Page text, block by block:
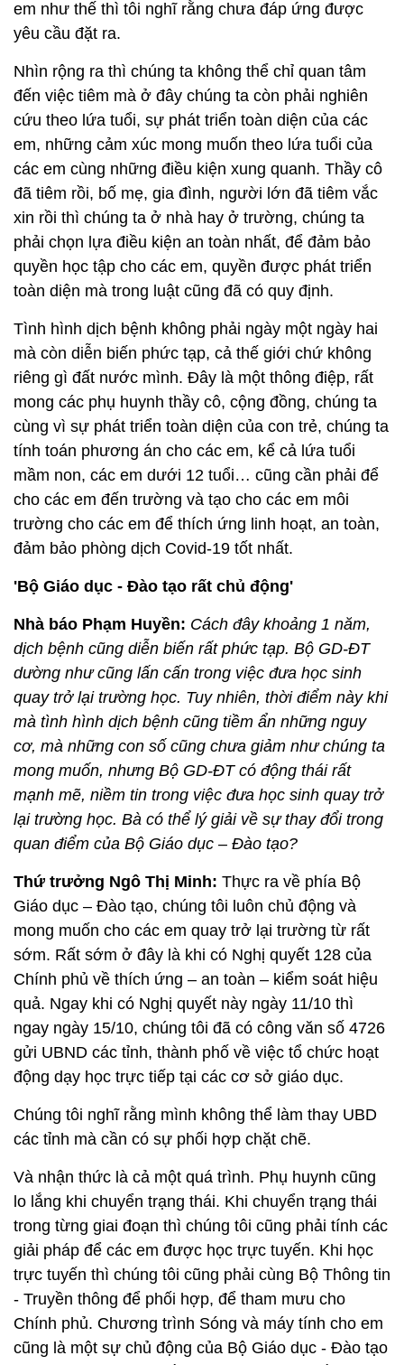
em như thế thì tôi nghĩ rằng chưa đáp ứng được
yêu cầu đặt ra.
Nhìn rộng ra thì chúng ta không thể chỉ quan tâm
đến việc tiêm mà ở đây chúng ta còn phải nghiên
cứu theo lứa tuổi, sự phát triển toàn diện của các
em, những cảm xúc mong muốn theo lứa tuổi của
các em cùng những điều kiện xung quanh. Thầy cô
đã tiêm rồi, bố mẹ, gia đình, người lớn đã tiêm vắc
xin rồi thì chúng ta ở nhà hay ở trường, chúng ta
phải chọn lựa điều kiện an toàn nhất, để đảm bảo
quyền học tập cho các em, quyền được phát triển
toàn diện mà trong luật cũng đã có quy định.
Tình hình dịch bệnh không phải ngày một ngày hai
mà còn diễn biến phức tạp, cả thế giới chứ không
riêng gì đất nước mình. Đây là một thông điệp, rất
mong các phụ huynh thầy cô, cộng đồng, chúng ta
cùng vì sự phát triển toàn diện của con trẻ, chúng ta
tính toán phương án cho các em, kể cả lứa tuổi
mầm non, các em dưới 12 tuổi… cũng cần phải để
cho các em đến trường và tạo cho các em môi
trường cho các em để thích ứng linh hoạt, an toàn,
đảm bảo phòng dịch Covid-19 tốt nhất.
'Bộ Giáo dục - Đào tạo rất chủ động'
Nhà báo Phạm Huyền: Cách đây khoảng 1 năm,
dịch bệnh cũng diễn biến rất phức tạp. Bộ GD-ĐT
dường như cũng lấn cấn trong việc đưa học sinh
quay trở lại trường học. Tuy nhiên, thời điểm này khi
mà tình hình dịch bệnh cũng tiềm ẩn những nguy
cơ, mà những con số cũng chưa giảm như chúng ta
mong muốn, nhưng Bộ GD-ĐT có động thái rất
mạnh mẽ, niềm tin trong việc đưa học sinh quay trở
lại trường học. Bà có thể lý giải về sự thay đổi trong
quan điểm của Bộ Giáo dục – Đào tạo?
Thứ trưởng Ngô Thị Minh: Thực ra về phía Bộ
Giáo dục – Đào tạo, chúng tôi luôn chủ động và
mong muốn cho các em quay trở lại trường từ rất
sớm. Rất sớm ở đây là khi có Nghị quyết 128 của
Chính phủ về thích ứng – an toàn – kiểm soát hiệu
quả. Ngay khi có Nghị quyết này ngày 11/10 thì
ngay ngày 15/10, chúng tôi đã có công văn số 4726
gửi UBND các tỉnh, thành phố về việc tổ chức hoạt
động dạy học trực tiếp tại các cơ sở giáo dục.
Chúng tôi nghĩ rằng mình không thể làm thay UBD
các tỉnh mà cần có sự phối hợp chặt chẽ.
Và nhận thức là cả một quá trình. Phụ huynh cũng
lo lắng khi chuyển trạng thái. Khi chuyển trạng thái
trong từng giai đoạn thì chúng tôi cũng phải tính các
giải pháp để các em được học trực tuyến. Khi học
trực tuyến thì chúng tôi cũng phải cùng Bộ Thông tin
- Truyền thông để phối hợp, để tham mưu cho
Chính phủ. Chương trình Sóng và máy tính cho em
cũng là một sự chủ động của Bộ Giáo dục - Đào tạo